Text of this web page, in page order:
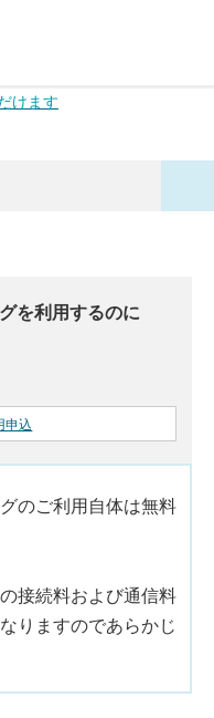
けます
を利用するのに
申込
のご利用自体は無料
接続料および通信料
りますのであらかじ